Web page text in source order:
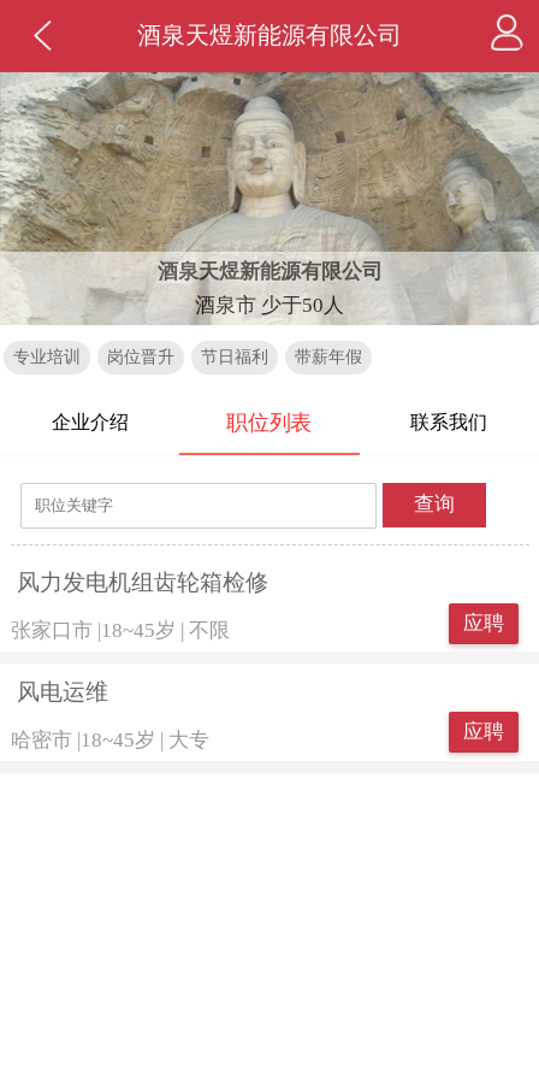
酒泉天煜新能源有限公司
酒泉天煜新能源有限公司
酒泉市 少于50人
专业培训 岗位晋升 节日福利 带薪年假
企业介绍 职位列表 联系我们
查询
风力发电机组齿轮箱检修
张家口市 18~45岁 不限 应聘
风电运维
哈密市 |18~45岁 | 大专 应聘